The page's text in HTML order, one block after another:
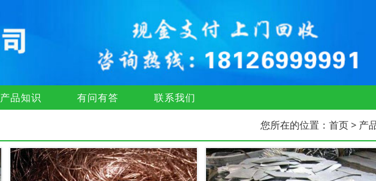
产品知识 有问有答 联系我们
您所在的位置： 首页> 产